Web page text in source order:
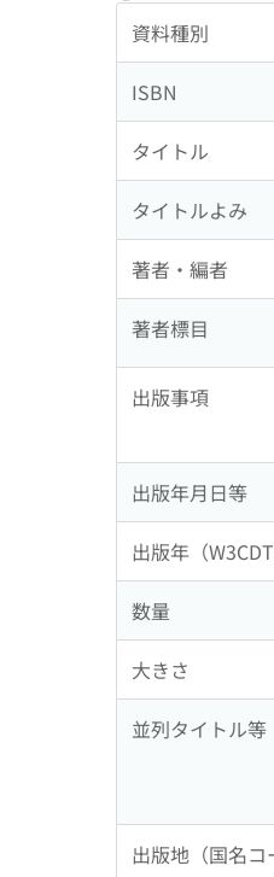
資料種別
ISBN
タイトル
タイトルよみ
著者・編者
著者標目
出版事項
出版年月日等
出版年（
数量
大きさ
並列タイトル等
出版地（国名コ